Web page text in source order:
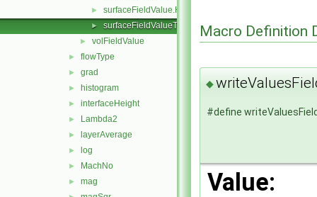
► surfaceFieldValue.H
► surfaceFieldValueTemplates.C
► volFieldValue
► flowType
► grad
► histogram
► interfaceHeight
► Lambda2
► layerAverage
► log
► MachNo
► mag
Macro Definition
◆
#define
Value: